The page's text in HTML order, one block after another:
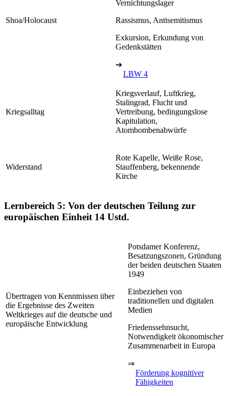
Shoa/Holocaust
Vernichtungslager
Rassismus, Antisemitismus
Exkursion, Erkundung von
Gedenkstätten
➔
LBW 4
Kriegsalltag
Kriegsverlauf, Luftkrieg,
Stalingrad, Flucht und
Vertreibung, bedingungslose
Kapitulation,
Atombombenabwürfe
Widerstand
Rote Kapelle, Weiße Rose,
Stauffenberg, bekennende
Kirche
Lernbereich 5: Von der deutschen Teilung zur
europäischen Einheit 14 Ustd.
Übertragen von Kenntnissen über
die Ergebnisse des Zweiten
Weltkrieges auf die deutsche und
europäische Entwicklung
Potsdamer Konferenz,
Besatzungszonen, Gründung
der beiden deutschen Staaten
1949
Einbeziehen von
traditionellen und digitalen
Medien
Friedenssehnsucht,
Notwendigkeit ökonomischer
Zusammenarbeit in Europa
⇒
Förderung kognitiver
Fähigkeiten